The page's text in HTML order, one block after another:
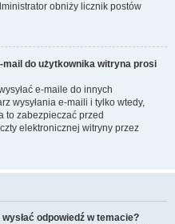
obniży licznik postów
mail do użytkownika witryna prosi
e-maile do innych
wysyłania e-maili i tylko wtedy,
to zabezpieczać przed
elektronicznej witryny przez
odpowiedź w temacie?